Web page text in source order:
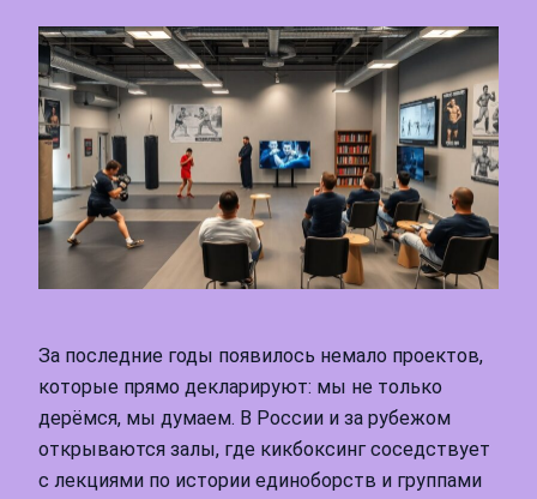
За последние годы появилось немало проектов,
которые прямо декларируют: мы не только
дерёмся, мы думаем. В России и за рубежом
открываются залы, где кикбоксинг соседствует
с лекциями по истории единоборств и группами